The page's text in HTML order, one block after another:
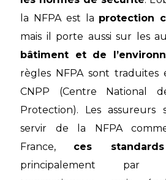
la NFPA est la protection
mais il porte aussi sur les
bâtiment et de
règles NFPA sont traduites
CNPP (Centre National
Protection). Les
servir de la NFPA
France, ces standards
principalement par